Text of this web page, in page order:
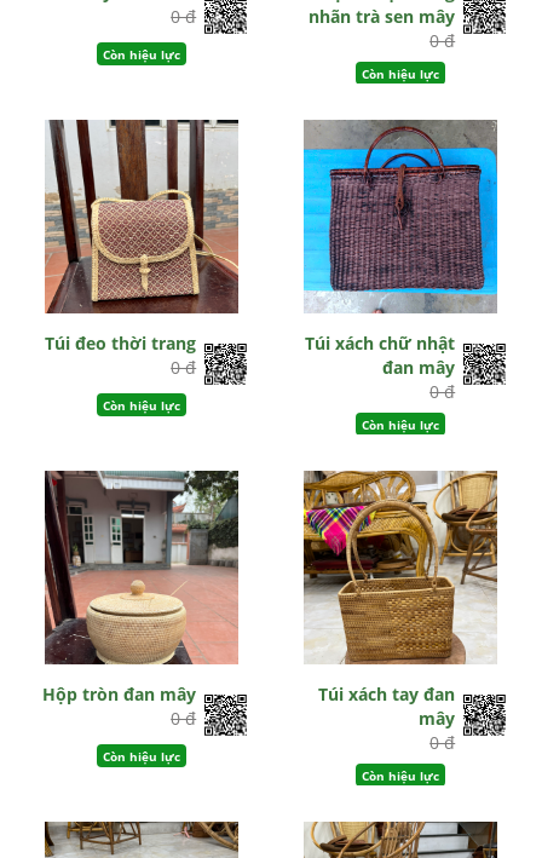
0 đ
Còn hiệu lực
nhãn trà sen mây
0 đ
Còn hiệu lực
Túi đeo thời trang
0 đ
Còn hiệu lực
Túi xách chữ nhật
đan mây
0 đ
Còn hiệu lực
Hộp tròn đan mây
0 đ
Còn hiệu lực
Túi xách tay đan
mây
0 đ
Còn hiệu lực